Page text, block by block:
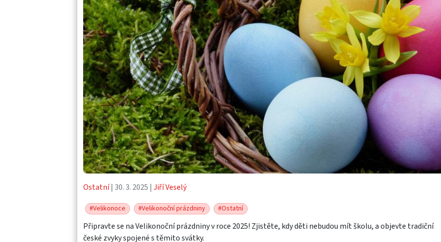
Ostatní| 30. 3. 2025 | Jiří Veselý
#Velikonoce #Velikonoční prázdniny #Ostatní
Připravte se na Velikonoční prázdniny v roce 2025! Zjistěte, kdy děti nebudou mít školu, a objevte tradiční
české zvyky spojené s těmito svátky.